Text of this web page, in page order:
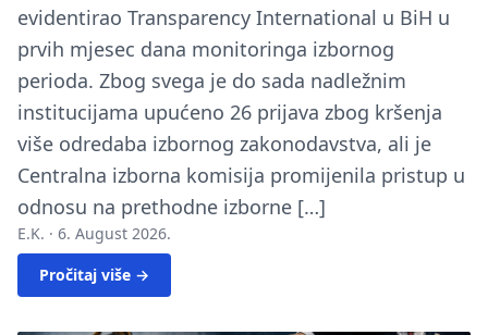
evidentirao Transparency International u BiH u
prvih mjesec dana monitoringa izbornog
perioda. Zbog svega je do sada nadležnim
institucijama upućeno 26 prijava zbog kršenja
više odredaba izbornog zakonodavstva, ali je
Centralna izborna komisija promijenila pristup u
odnosu na prethodne izborne […]
E.K. · 6. August 2026.
Pročitaj više →